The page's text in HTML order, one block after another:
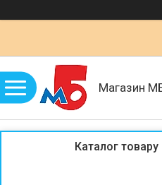
Магазин
Каталог товару